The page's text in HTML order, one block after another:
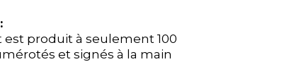
produit à seulement 100
et signés à la main
produit à seulement 100
et signés à la main